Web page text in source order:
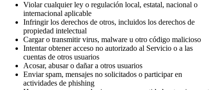
Violar cualquier ley o regulación local, estatal, nacional o
internacional aplicable
Infringir los derechos de otros, incluidos los derechos de
propiedad intelectual
Cargar o transmitir virus, malware u otro código malicioso
Intentar obtener acceso no autorizado al Servicio o a las
cuentas de otros usuarios
Acosar, abusar o dañar a otros usuarios
Enviar spam, mensajes no solicitados o participar en
actividades de phishing